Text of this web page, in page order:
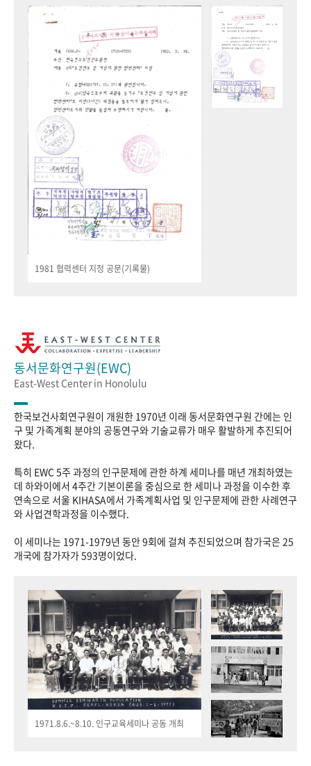
1981 협력센터 지정 공문(기록물)
동서문화연구원(EWC)
East-West Center in Honolulu
한국보건사회연구원이 개원한 1970년 이래 동서문화연구원 간에는 인
구 및 가족계획 분야의 공동연구와 기술교류가 매우 활발하게 추진되어
왔다.
특히 EWC 5주 과정의 인구문제에 관한 하계 세미나를 매년 개최하였는
데 하와이에서 4주간 기본이론을 중심으로 한 세미나 과정을 이수한 후
연속으로 서울 KIHASA에서 가족계획사업 및 인구문제에 관한 사례연구
와 사업견학과정을 이수했다.
이 세미나는 1971-1979년 동안 9회에 걸쳐 추진되었으며 참가국은 25
개국에 참가자가 593명이었다.
1971.8.6.~8.10. 인구교육세미나 공동 개최